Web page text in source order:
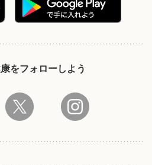
をフォローしよう